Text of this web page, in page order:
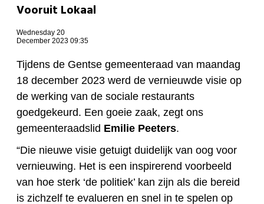
Vooruit Lokaal
Wednesday 20
December 2023 09:35
Tijdens de Gentse gemeenteraad van maandag
18 december 2023 werd de vernieuwde visie op
de werking van de sociale restaurants
goedgekeurd. Een goeie zaak, zegt ons
gemeenteraadslid Emilie Peeters.
“Die nieuwe visie getuigt duidelijk van oog voor
vernieuwing. Het is een inspirerend voorbeeld
van hoe sterk ‘de politiek’ kan zijn als die bereid
is zichzelf te evalueren en snel in te spelen op